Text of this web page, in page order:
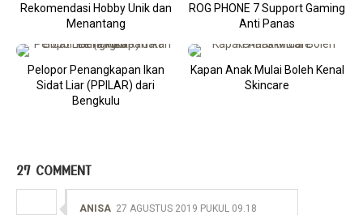
Rekomendasi Hobby Unik dan
Menantang
ROG PHONE 7 Support Gaming
Anti Panas
Pelopor Penangkapan Ikan
Sidat Liar (PPILAR) dari
Bengkulu
Kapan Anak Mulai Boleh Kenal
Skincare
27 COMMENT
ANISA 27 AGUSTUS 2019 PUKUL 09.18